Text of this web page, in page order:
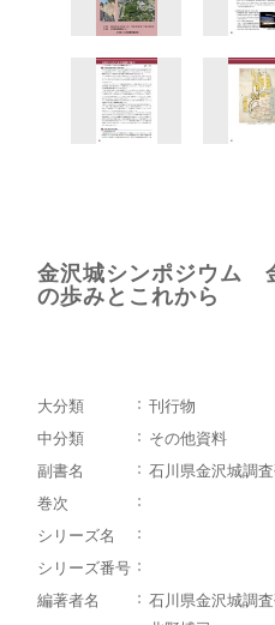
金沢城シンポジウム
の歩みとこれから
大分類
刊行物
中分類
その他資料
副書名
石川県金沢城調
巻次
シリーズ名
シリーズ番号
編著者名
石川県金沢城調